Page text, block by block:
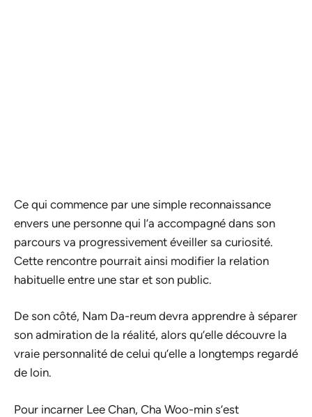
Ce qui commence par une simple reconnaissance
envers une personne qui l’a accompagné dans son
parcours va progressivement éveiller sa curiosité.
Cette rencontre pourrait ainsi modifier la relation
habituelle entre une star et son public.
De son côté, Nam Da-reum devra apprendre à séparer
son admiration de la réalité, alors qu’elle découvre la
vraie personnalité de celui qu’elle a longtemps regardé
de loin.
Pour incarner Lee Chan, Cha Woo-min s’est